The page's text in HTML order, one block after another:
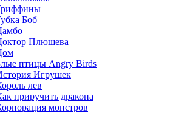
Боб
Плюшева
птицы Angry Birds
Игрушек
лев
приручить дракона
монстров